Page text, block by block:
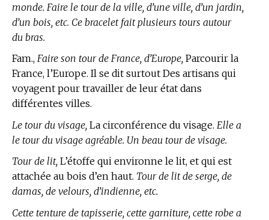
monde. Faire le tour de la ville, d’une ville, d’un jardin,
d’un bois, etc. Ce bracelet fait plusieurs tours autour
du bras.
Fam., Faire son tour de France, d’Europe, Parcourir la
France, l’Europe. Il se dit surtout Des artisans qui
voyagent pour travailler de leur état dans
différentes villes.
Le tour du visage, La circonférence du visage. Elle a
le tour du visage agréable. Un beau tour de visage.
Tour de lit, L’étoffe qui environne le lit, et qui est
attachée au bois d’en haut. Tour de lit de serge, de
damas, de velours, d’indienne, etc.
Cette tenture de tapisserie, cette garniture, cette robe a